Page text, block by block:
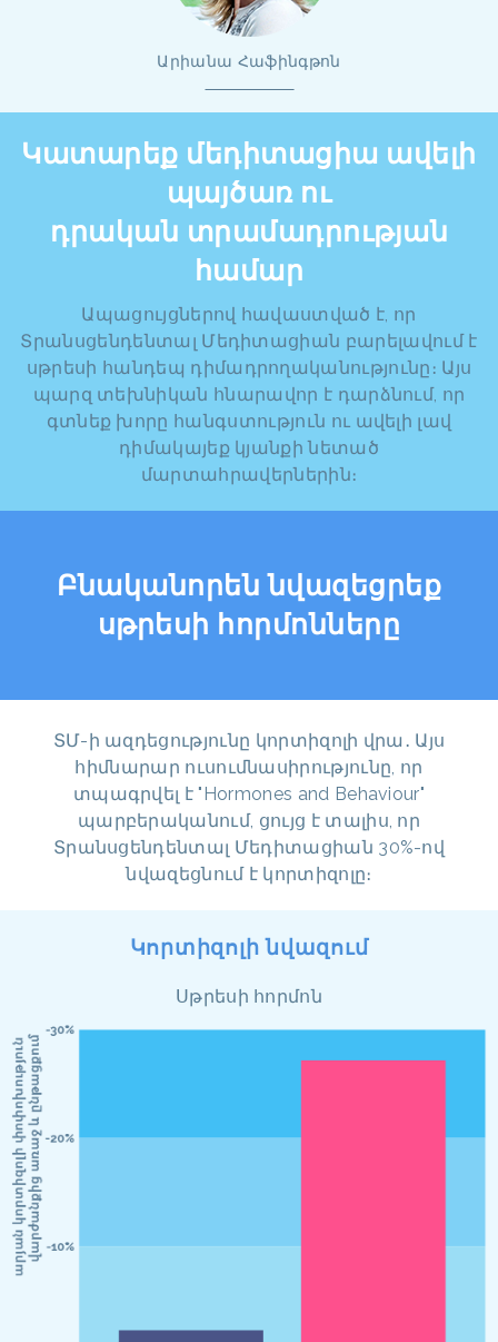
Արիանա Հաֆինգթոն
Կատարեք մեդիտացիա ավելի
պայծառ ու
դրական տրամադրության
համար
Ապացույցներով հավաստված է, որ
Տրանսցենդենտալ Մեդիտացիան բարելավում է
սթրեսի հանդեպ դիմադրողականությունը։ Այս
պարզ տեխնիկան հնարավոր է դարձնում, որ
գտնեք խորը հանգստություն ու ավելի լավ
դիմակայեք կյանքի նետած
մարտահրավերներին։
Բնականորեն նվազեցրեք
սթրեսի հորմոնները
ՏՄ-ի ազդեցությունը կորտիզոլի վրա․ Այս
հիմնարար ուսումնասիրությունը, որ
տպագրվել է "Hormones and Behaviour"
պարբերականում, ցույց է տալիս, որ
Տրանսցենդենտալ Մեդիտացիան 30%-ով
նվազեցնում է կորտիզոլը։
Կորտիզոլի նվազում
Սթրեսի հորմոն